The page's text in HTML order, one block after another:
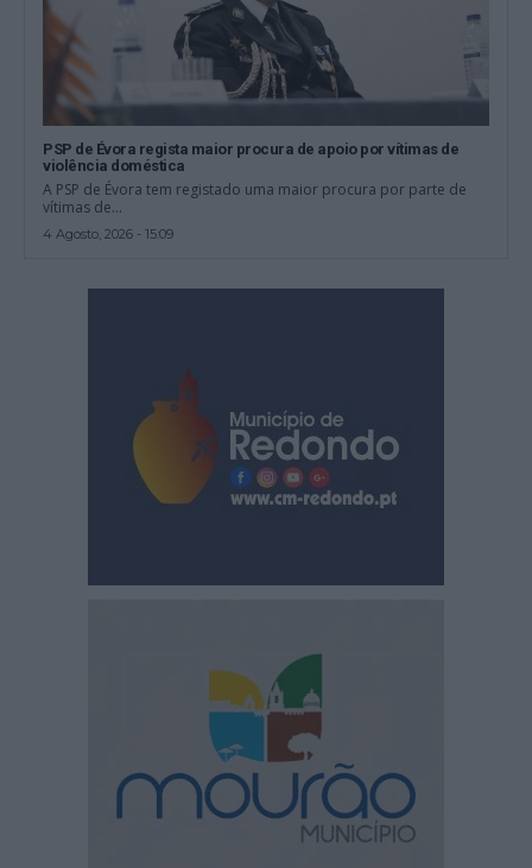
PSP de Évora regista maior procura de apoio por vítimas de
violência doméstica
A PSP de Évora tem registado uma maior procura por parte de
vítimas de...
4 Agosto, 2026 - 15:09